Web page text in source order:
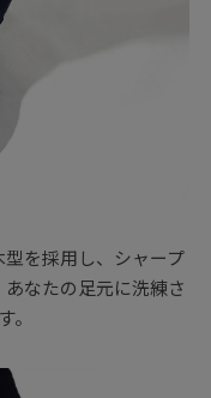
を採用し、シャープ
なたの足元に洗練さ
。